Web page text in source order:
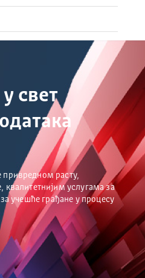
свет
расту,
квалитетнијим услугама за
учешће грађане у процесу